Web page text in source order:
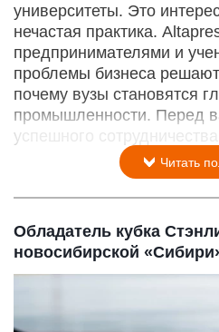
университеты. Это
нечастая практика.
предпринимателями и
проблемы бизнеса
почему вузы становятся
промышленности. Перед
успешного сотрудничества.
Читать
Обладатель кубка
новосибирской